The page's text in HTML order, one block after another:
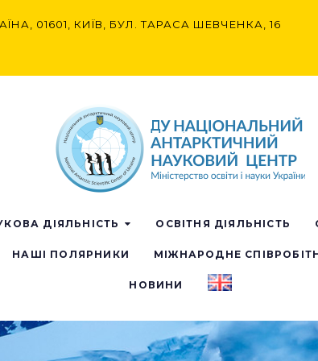
01601, КИЇВ, БУЛ. ТАРАСА ШЕВЧЕНКА, 16
ДІЯЛЬНІСТЬ ОСВІТНЯ ДІЯЛЬНІСТЬ
НАШІ ПОЛЯРНИКИ МІЖНАРОДНЕ
НОВИНИ